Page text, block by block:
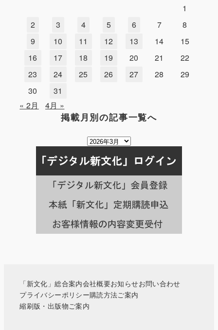
1
2
3 4 5 6 7
8
9
10 11 12 13 14
15
16
17 18 19 20 21
22
23
24 25 26 27 28
29
30
31
« 2月
4月 »
掲載月別の記事一覧へ
掲
月
別
の
事
一
覧
「新文化」総合案内会社概要お知らせお問い合わせ
プライバシーポリシー購読方法ご案内
縮刷版・出版物ご案内